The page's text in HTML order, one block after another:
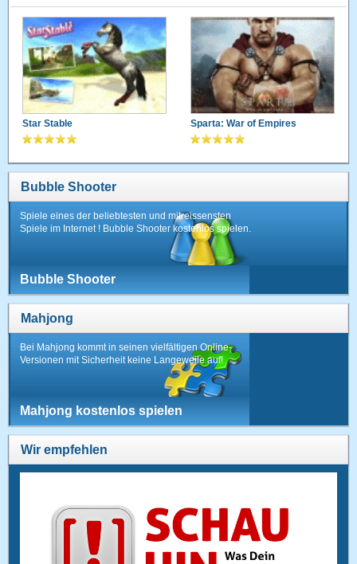
Star Stable Sparta: War of Empires
Bubble Shooter
Spiele eines der beliebtesten und mitreissensten
Spiele im Internet ! Bubble Shooter kostenlos spielen.
Bubble Shooter
Mahjong
Bei Mahjong kommt in seinen vielfältigen Online-
Versionen mit Sicherheit keine Langeweile auf!
Mahjong kostenlos spielen
Wir empfehlen